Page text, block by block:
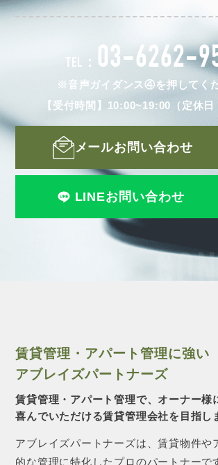
TEL： 03-6262-
※音声ガイダンス④を押してく
【受付時間】10:00~19:00（定休日
メールお問い合わせ
LINEお問い合わせ
賃貸管理・アパート管理に強い
アブレイズパートナーズ
賃貸管理・アパート管理で、オーナー様
喜んでいただける賃貸管理会社を目指し
アブレイズパートナーズは、賃貸物件や
的な管理に特化したプロのパートナーで